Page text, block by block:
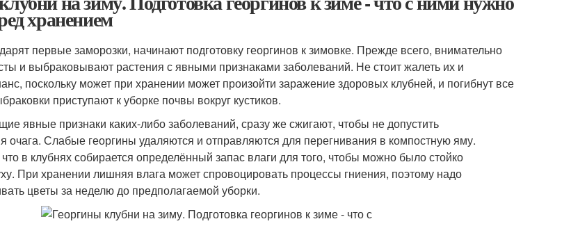
хранением
первые заморозки, начинают подготовку георгинов к зимовке. Прежде всего, внимательно
и выбраковывают растения с явными признаками заболеваний. Не стоит жалеть их и
поскольку может при хранении может произойти заражение здоровых клубней, и погибнут все
приступают к уборке почвы вокруг кустиков.
явные признаки каких-либо заболеваний, сразу же сжигают, чтобы не допустить
очага. Слабые георгины удаляются и отправляются для перегнивания в компостную яму.
в клубнях собирается определённый запас влаги для того, чтобы можно было стойко
При хранении лишняя влага может спровоцировать процессы гниения, поэтому надо
цветы за неделю до предполагаемой уборки.